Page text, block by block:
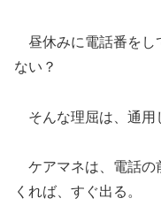
昼休みに電話番をし
ない？
そんな理屈は、通用
ケアマネは、電話の
くれば、すぐ出る。